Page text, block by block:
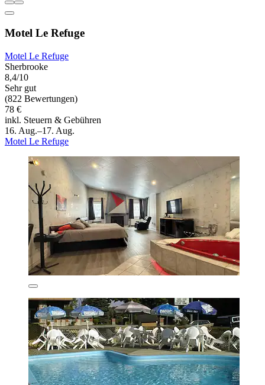
Motel Le Refuge
Motel Le Refuge
Sherbrooke
8,4/10
Sehr gut
(822 Bewertungen)
78 €
inkl. Steuern & Gebühren
16. Aug.–17. Aug.
Motel Le Refuge